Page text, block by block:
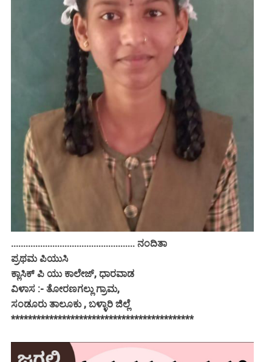
................................................... ನಂದಿತಾ
ಪ್ರಥಮ ಪಿಯುಸಿ
ಕ್ಲಾಸಿಕ್ ಪಿ ಯು ಕಾಲೇಜ್, ಧಾರವಾಡ
ವಿಳಾಸ :- ತೋರಣಗಲ್ಲು ಗ್ರಾಮ,
ಸಂಡೂರು ತಾಲೂಕು , ಬಳ್ಳಾರಿ ಜಿಲ್ಲೆ
*******************************************